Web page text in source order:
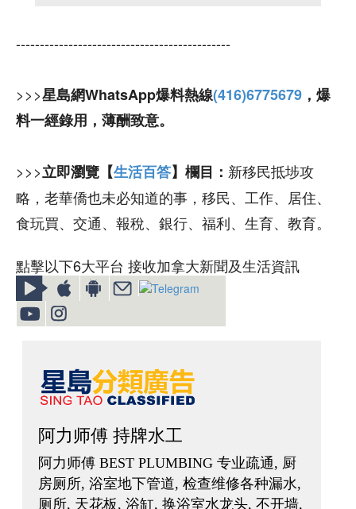
---------------------------------------------
>>>星島網WhatsApp爆料熱線(416)6775679 ，爆
料一經錄用，薄酬致意。
>>>立即瀏覽【生活百答】欄目： 新移民抵埗攻
略，老華僑也未必知道的事，移民、工作、居住、
食玩買、交通、報稅、銀行、福利、生育、教育。
點擊以下6大平台 接收加拿大新聞及生活資訊